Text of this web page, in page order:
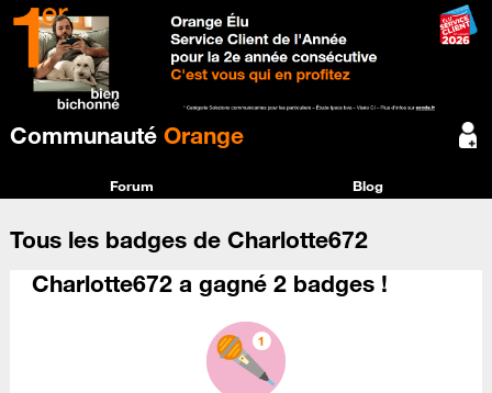
Communauté Orange
Forum Blog
Tous les badges de Charlotte672
Charlotte672 a gagné 2 badges !